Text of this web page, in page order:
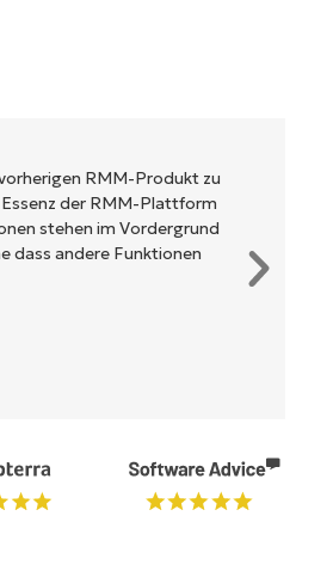
RMM-Produkt zu
der RMM-Plattform
stehen im Vordergrund
dass andere Funktionen